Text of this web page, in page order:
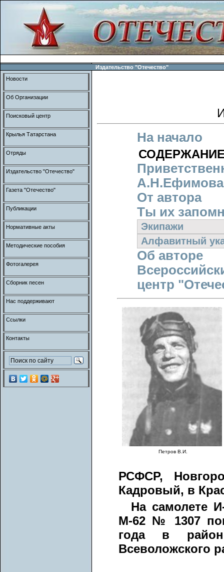
Издательство "Отечество"
На начало
А.Н.Ефимова
От автора
Ты их
Экипажи
Алфавитный
Об авторе
центр
Петров В.И.
РСФСР,
Кадровый, в
На самолете
М-62 № 1307
года в
Всеволожского
Новости
Об Организации
Поисковый центр
Крылья Татарстана
Отряды
Издательство "Отечество"
Газета "Отечество"
Публикации
Нормативные акты
Методические пособия
Фотогалерея
Сборник песен
Нас поддерживают
Ссылки
Контакты